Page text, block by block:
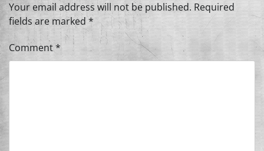
Your email address will not be published. Required
fields are marked*
Comment*